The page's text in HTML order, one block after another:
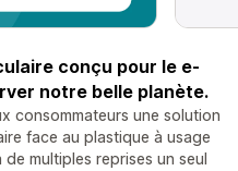
conçu pour le e-
notre belle planète.
consommateurs une solution
face au plastique à usage
multiples reprises un seul